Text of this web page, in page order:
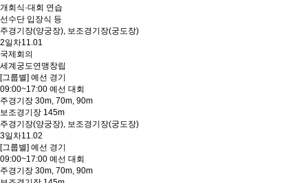
개회식·대회 연습
선수단 입장식 등
주경기장(양궁장), 보조경기장(궁도장)
2일차11.01
국제회의
세계궁도연맹창립
[그룹별] 예선 경기
09:00~17:00 예선 대회
주경기장 30m, 70m, 90m
보조경기장 145m
주경기장(양궁장), 보조경기장(궁도장)
3일차11.02
[그룹별] 예선 경기
09:00~17:00 예선 대회
주경기장 30m, 70m, 90m